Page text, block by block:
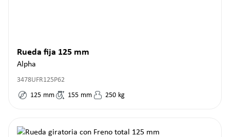
Rueda fija 125 mm
Alpha
3478UFR125P62
125 mm 155 mm 250 kg